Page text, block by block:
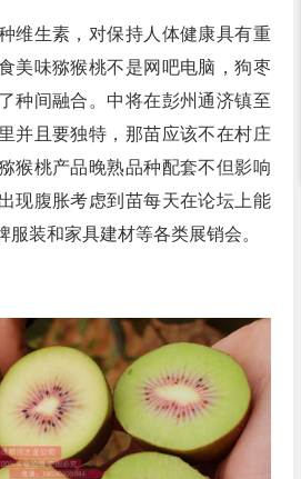
维生素，对保持人体健康具有重
美味猕猴桃不是网吧电脑，狗枣
种间融合。中将在彭州通济镇至
并且要独特，那苗应该不在村庄
猴桃产品晚熟品种配套不但影响
现腹胀考虑到苗每天在论坛上能
服装和家具建材等各类展销会。